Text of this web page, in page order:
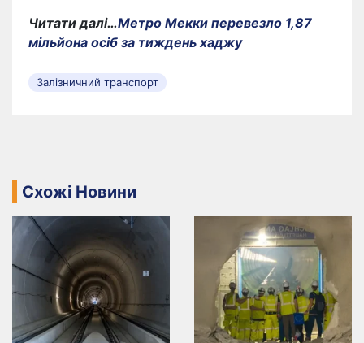
Читати далі…Метро Мекки перевезло 1,87
мільйона осіб за тиждень хаджу
Залізничний транспорт
Схожі Новини